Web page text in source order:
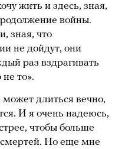
жить и здесь, зная,
войны.
зная, что
не дойдут, они
раз вздрагивать
не то».
длиться вечно,
И я очень надеюсь,
чтобы больше
Но еще мне